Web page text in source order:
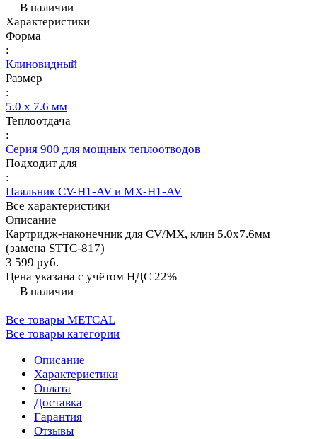
В наличии
Характеристики
Форма
:
Клиновидный
Размер
:
5.0 х 7.6 мм
Теплоотдача
:
Серия 900 для мощных теплоотводов
Подходит для
:
Паяльник CV-H1-AV и MX-H1-AV
Все характеристики
Описание
Картридж-наконечник для СV/MX, клин 5.0х7.6мм
(замена STTC-817)
3 599 руб.
Цена указана с учётом НДС 22%
В наличии
Все товары METCAL
Все товары категории
Описание
Характеристики
Оплата
Доставка
Гарантия
Отзывы